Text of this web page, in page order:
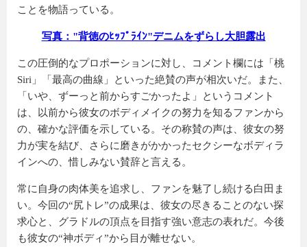
ことを物語っている。
写真："背徳のﾋｯﾌﾟﾗｲﾝ"デニムをずらし大胆露出
この圧倒的なプロポーションに対し、コメント欄には「桃
Siri」「最高の曲線」といった絶賛の声が相次いだ。また、
「いや、ずーっと前からすごかったよ」というコメント
は、以前から彼女のボディメイクの努力を知るファンから
の、確かな評価を示している。その称賛の声は、彼女の努
力が実を結び、さらに磨きがかかったセクシーなボディラ
インへの、惜しみない賛辞と言える。
常に自身の肉体美を追求し、ファンを魅了し続ける白田ま
い。今回の“尻トレ”の成果は、彼女の尽きることのない探
求心と、グラドルの頂点を目指す強い意志の表れだ。今後
も彼女の“神ボディ”から目が離せない。